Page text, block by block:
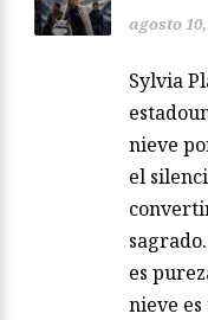
agosto 10,
Sylvia
nieve
el
es
nieve